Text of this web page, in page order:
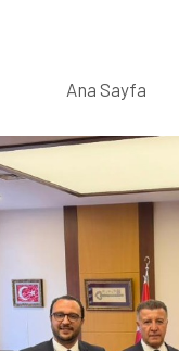
Ana Sayfa